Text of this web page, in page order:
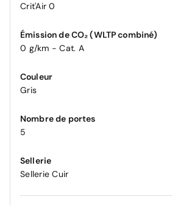
Crit'Air 0
Émission de CO₂ (WLTP combiné)
0 g/km - Cat. A
Couleur
Gris
Nombre de portes
5
Sellerie
Sellerie Cuir